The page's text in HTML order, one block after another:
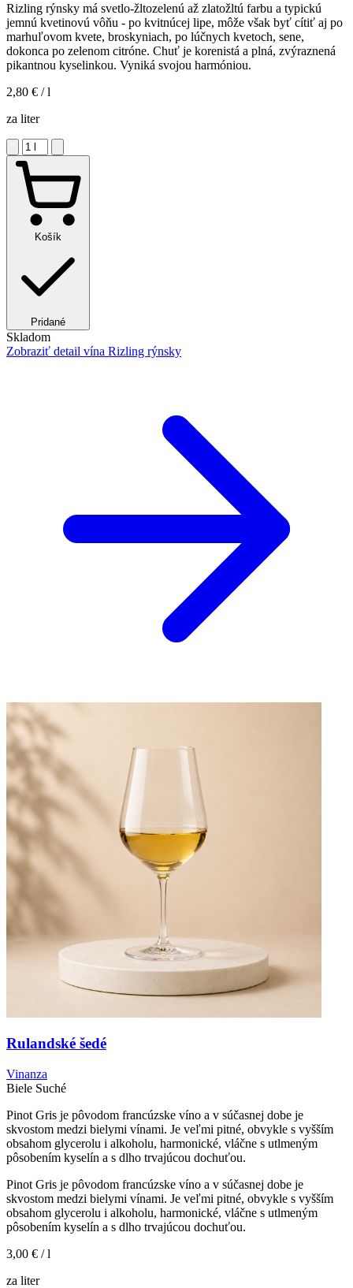
Rizling rýnsky má svetlo-žltozelenú až zlatožltú farbu a typickú
jemnú kvetinovú vôňu - po kvitnúcej lipe, môže však byť cítiť aj po
marhuľovom kvete, broskyniach, po lúčnych kvetoch, sene,
dokonca po zelenom citróne. Chuť je korenistá a plná, zvýraznená
pikantnou kyselinkou. Vyniká svojou harmóniou.
2,80 € / l
za liter
Košík
Pridané
Skladom
Zobraziť detail vína Rizling rýnsky
Rulandské šedé
Vinanza
Biele Suché
Pinot Gris je pôvodom francúzske víno a v súčasnej dobe je
skvostom medzi bielymi vínami. Je veľmi pitné, obvykle s vyšším
obsahom glycerolu i alkoholu, harmonické, vláčne s utlmeným
pôsobením kyselín a s dlho trvajúcou dochuťou.
Pinot Gris je pôvodom francúzske víno a v súčasnej dobe je
skvostom medzi bielymi vínami. Je veľmi pitné, obvykle s vyšším
obsahom glycerolu i alkoholu, harmonické, vláčne s utlmeným
pôsobením kyselín a s dlho trvajúcou dochuťou.
3,00 € / l
za liter